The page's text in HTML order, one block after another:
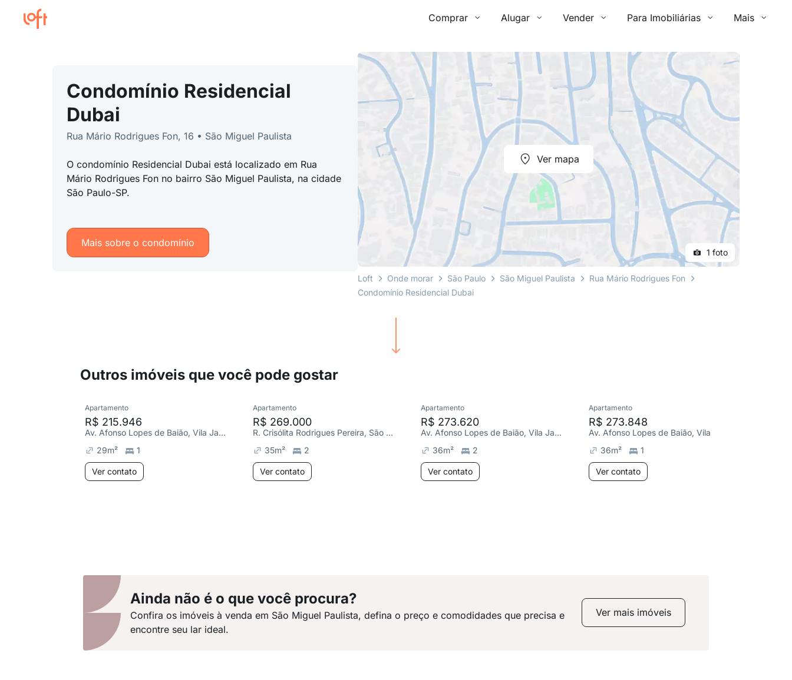
Comprar Alugar Vender Para Imobiliárias Mais
Condomínio Residencial
Dubai
Rua Mário Rodrigues Fon, 16 • São Miguel Paulista
O condomínio Residencial Dubai está localizado em Rua
Mário Rodrigues Fon no bairro São Miguel Paulista, na cidade
São Paulo-SP.
Mais sobre o condomínio
Ver mapa
1 foto
Loft Onde morar São Paulo São Miguel Paulista
Rua Mário Rodrigues Fon
Condomínio Residencial Dubai
Outros imóveis que você pode gostar
Apartamento
R$ 215.946
Av. Afonso Lopes de Baião, Vila Jacuí
29m² 1
Ver contato
Apartamento
R$ 269.000
R. Crisólita Rodrigues Pereira, São Miguel Paulista
35m² 2
Ver contato
Apartamento
R$ 273.620
Av. Afonso Lopes de Baião, Vila Jacuí
36m² 2
Ver contato
Apartamento
R$ 273.848
36m² 1
Ver contato
Ainda não é o que você procura?
Confira os imóveis à venda em São Miguel Paulista, defina o preço e comodidades que precisa e
encontre seu lar ideal.
Ver mais imóveis